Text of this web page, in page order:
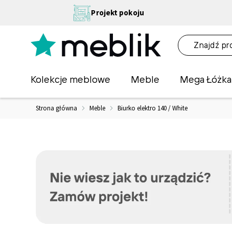
Projekt pokoju
Kolekcje meblowe Meble Mega Łóżka
Strona główna Meble Biurko elektro 140 / White